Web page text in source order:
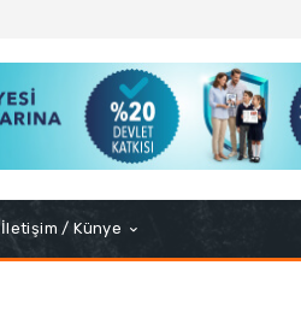
İletişim / Künye